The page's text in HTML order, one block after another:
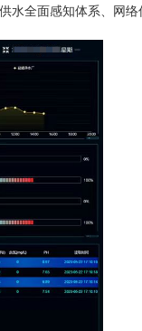
水全面感知体系、网